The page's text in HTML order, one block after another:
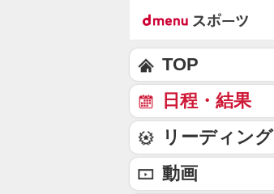
TOP
日程・結果
リーディング
動画